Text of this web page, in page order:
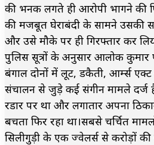
की भनक लगते ही आरोपी भागने की
की मजबूत घेराबंदी के सामने उसकी
और उसे मौके पर ही गिरफ्तार कर
पुलिस सूत्रों के अनुसार आलोक कुमार
बंगाल दोनों में लूट, डकैती, आर्म्स
संचालन से जुड़े कई संगीन मामले
रडार पर था और लगातार अपना
बचता फिर रहा था।सबसे चर्चित
सिलीगुड़ी के एक ज्वेलर्स से करोड़ों